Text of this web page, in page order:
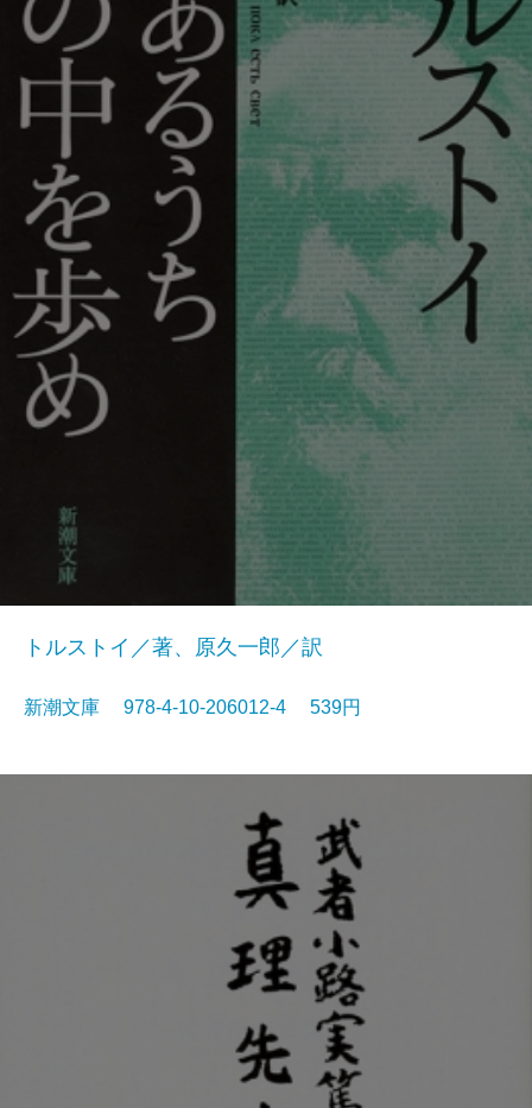
トルストイ／著、原久一郎／訳
新潮文庫 978-4-10-206012-4 539円